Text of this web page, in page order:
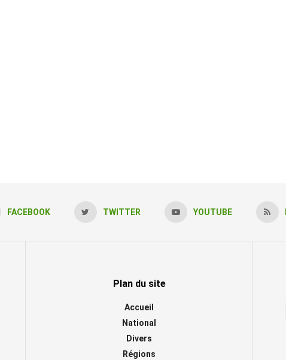
FACEBOOK TWITTER YOUTUBE
Plan du site
Accueil
National
Divers
Régions